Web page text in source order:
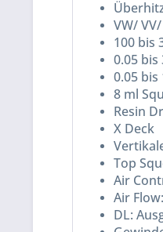
VW/
100 bis
0.05
0.05 bis
8 ml
Resin
X Deck
Top
Air
Air
DL: